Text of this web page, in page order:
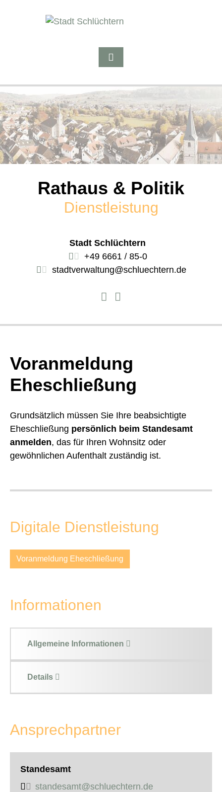
Rathaus & Politik
Dienstleistung
Stadt Schlüchtern
+49 6661 / 85-0
stadtverwaltung@schluechtern.de
Voranmeldung
Eheschließung
Grundsätzlich müssen Sie Ihre beabsichtigte
Eheschließung persönlich beim Standesamt
anmelden, das für Ihren Wohnsitz oder
gewöhnlichen Aufenthalt zuständig ist.
Digitale Dienstleistung
Voranmeldung Eheschließung
Informationen
Allgemeine Informationen
Details
Ansprechpartner
Standesamt
standesamt@schluechtern.de